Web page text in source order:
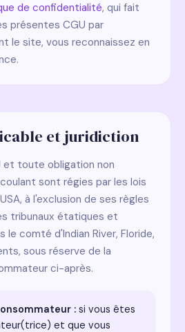
de confidentialité, qui fait
présentes CGU par
le site, vous reconnaissez en
et juridiction
et toute obligation non
sont régies par les lois
à l'exclusion de ses règles
tribunaux étatiques et
le comté d'Indian River, Floride,
sous réserve de la
ci-après.
:si vous êtes
et que vous